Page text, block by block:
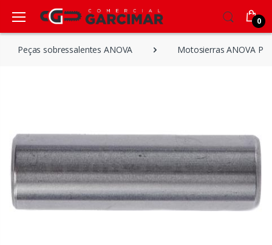
0
Peças sobressalentes ANOVA Motosierras ANOVA